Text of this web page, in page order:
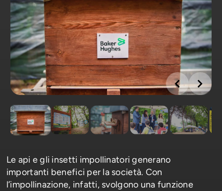
Le api e gli insetti impollinatori generano
importanti benefici per la società. Con
l’impollinazione, infatti, svolgono una funzione